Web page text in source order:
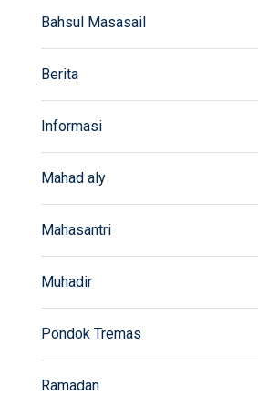
Bahsul Masasail
Berita
Informasi
Mahad aly
Mahasantri
Muhadir
Pondok Tremas
Ramadan